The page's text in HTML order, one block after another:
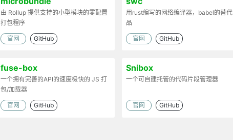
由 Rollup 提供支持的小型模块的零配置
打包程序
官网 GitHub
用rust编写的网络编译器，babel的替代
品
官网 GitHub
fuse-box
一个拥有完善的API的速度极快的 JS 打
包/加载器
官网 GitHub
Snibox
一个可自建托管的代码片段管理器
官网 GitHub